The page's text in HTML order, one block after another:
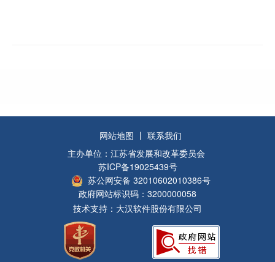
网站地图 丨 联系我们
主办单位：江苏省发展和改革委员会
苏ICP备19025439号
苏公网安备 32010602010386号
政府网站标识码：3200000058
技术支持：大汉软件股份有限公司